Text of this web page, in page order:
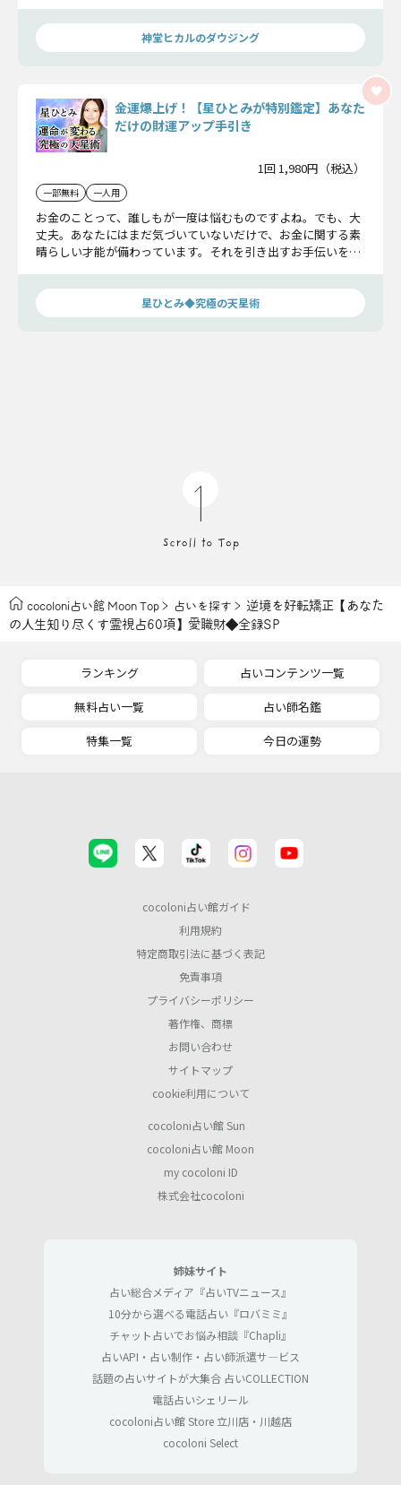
神堂ヒカルのダウジング
金運爆上げ！【星ひとみが特別鑑定】あなた
だけの財運アップ手引き
1回 1,980円（税込）
一部無料 一人用
お金のことって、誰しもが一度は悩むものですよね。でも、大
丈夫。あなたにはまだ気づいていないだけで、お金に関する素
晴らしい才能が備わっています。それを引き出すお手伝いをさ
きましょう。
星ひとみ◆究極の天星術
cocoloni占い館 Moon Top 占いを探す
逆境を好転矯正【あなた
の人生知り尽くす霊視占60項】愛職財◆全録SP
ランキング
占いコンテンツ一覧
無料占い一覧
占い師名鑑
特集一覧
今日の運勢
cocoloni占い館ガイド
利用規約
特定商取引法に基づく表記
免責事項
プライバシーポリシー
著作権、商標
お問い合わせ
サイトマップ
cookie利用について
cocoloni占い館 Sun
cocoloni占い館 Moon
my cocoloni ID
株式会社cocoloni
姉妹サイト
占い総合メディア『占いTVニュース』
10分から選べる電話占い『ロバミミ』
チャット占いでお悩み相談『Chapli』
占いAPI・占い制作・占い師派遣サ―ビス
話題の占いサイトが大集合 占いCOLLECTION
電話占いシェリール
cocoloni占い館 Store 立川店・川越店
cocoloni Select